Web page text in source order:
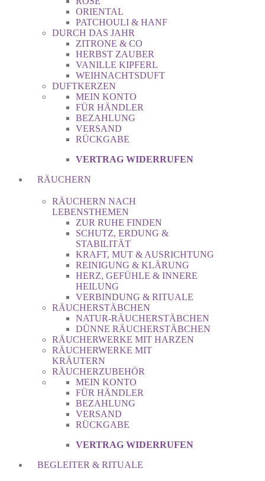
ORIENTAL
PATCHOULI & HANF
DURCH DAS JAHR
ZITRONE & CO
HERBST ZAUBER
VANILLE KIPFERL
WEIHNACHTSDUFT
DUFTKERZEN
MEIN KONTO
FÜR HÄNDLER
BEZAHLUNG
VERSAND
RÜCKGABE
VERTRAG WIDERRUFEN
RÄUCHERN
RÄUCHERN NACH
LEBENSTHEMEN
ZUR RUHE FINDEN
SCHUTZ, ERDUNG &
STABILITÄT
KRAFT, MUT & AUSRICHTUNG
REINIGUNG & KLÄRUNG
HERZ, GEFÜHLE & INNERE
HEILUNG
VERBINDUNG & RITUALE
RÄUCHERSTÄBCHEN
NATUR-RÄUCHERSTÄBCHEN
DÜNNE RÄUCHERSTÄBCHEN
RÄUCHERWERKE MIT HARZEN
RÄUCHERWERKE MIT
KRÄUTERN
RÄUCHERZUBEHÖR
MEIN KONTO
FÜR HÄNDLER
BEZAHLUNG
VERSAND
RÜCKGABE
VERTRAG WIDERRUFEN
BEGLEITER & RITUALE